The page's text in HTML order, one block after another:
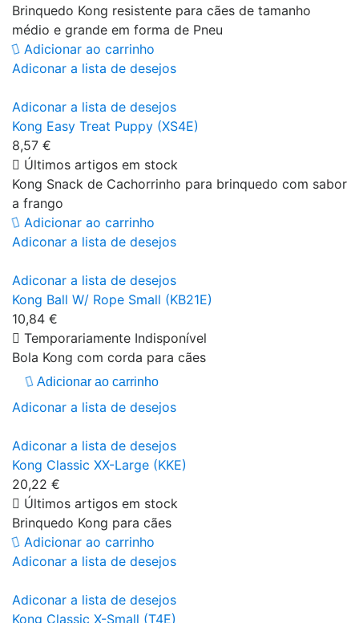
Brinquedo Kong resistente para cães de tamanho
médio e grande em forma de Pneu
Adicionar ao carrinho
Adiconar a lista de desejos
Adiconar a lista de desejos
Kong Easy Treat Puppy (XS4E)
8,57 €
Últimos artigos em stock
Kong Snack de Cachorrinho para brinquedo com sabor
a frango
Adicionar ao carrinho
Adiconar a lista de desejos
Adiconar a lista de desejos
Kong Ball W/ Rope Small (KB21E)
10,84 €
Temporariamente Indisponível
Bola Kong com corda para cães
Adicionar ao carrinho
Adiconar a lista de desejos
Adiconar a lista de desejos
Kong Classic XX-Large (KKE)
20,22 €
Últimos artigos em stock
Brinquedo Kong para cães
Adicionar ao carrinho
Adiconar a lista de desejos
Adiconar a lista de desejos
Kong Classic X-Small (T4E)